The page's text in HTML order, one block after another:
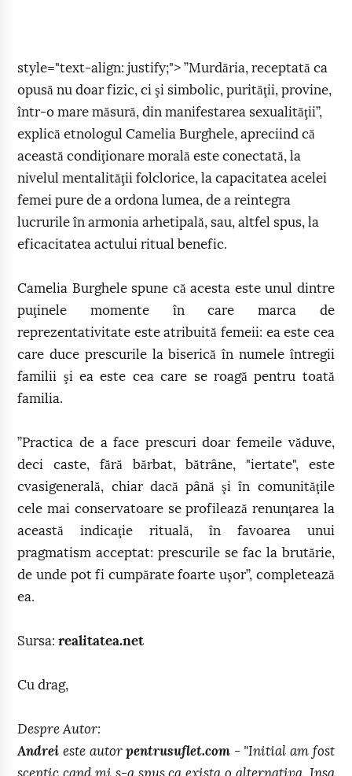
style="text-align: justify;"> ”Murdăria, receptată ca
opusă nu doar fizic, ci şi simbolic, purităţii, provine,
într-o mare măsură, din manifestarea sexualităţii”,
explică etnologul Camelia Burghele, apreciind că
această condiţionare morală este conectată, la
nivelul mentalităţii folclorice, la capacitatea acelei
femei pure de a ordona lumea, de a reintegra
lucrurile în armonia arhetipală, sau, altfel spus, la
eficacitatea actului ritual benefic.
Camelia Burghele spune că acesta este unul dintre
puţinele momente în care marca de
reprezentativitate este atribuită femeii: ea este cea
care duce prescurile la biserică în numele întregii
familii şi ea este cea care se roagă pentru toată
familia.
”Practica de a face prescuri doar femeile văduve,
deci caste, fără bărbat, bătrâne, "iertate", este
cvasigenerală, chiar dacă până şi în comunităţile
cele mai conservatoare se profilează renunţarea la
această indicaţie rituală, în favoarea unui
pragmatism acceptat: prescurile se fac la brutărie,
de unde pot fi cumpărate foarte uşor”, completează
ea.
Sursa:realitatea.net
Cu drag,
Despre Autor:
Andrei este autorpentrusuflet.com - "Initial am fost
sceptic cand mi s-a spus ca exista o alternativa. Insa